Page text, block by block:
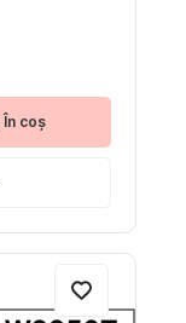
În coș